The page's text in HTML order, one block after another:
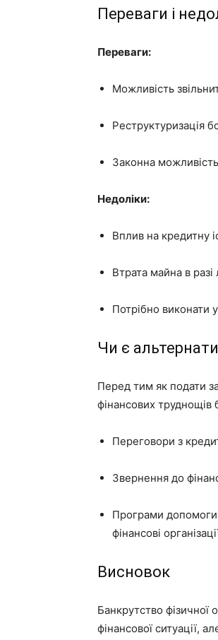
Переваги і
Переваги:
Можливість
Реструктуризація
Законна
Недоліки:
Вплив на кредитну
Втрата майна в разі
Потрібно виконати
Чи є
Перед тим як подати
фінансових
Переговори з
Звернення до
Програми допомоги
фінансові
Висновок
Банкрутство
фінансової ситуації,